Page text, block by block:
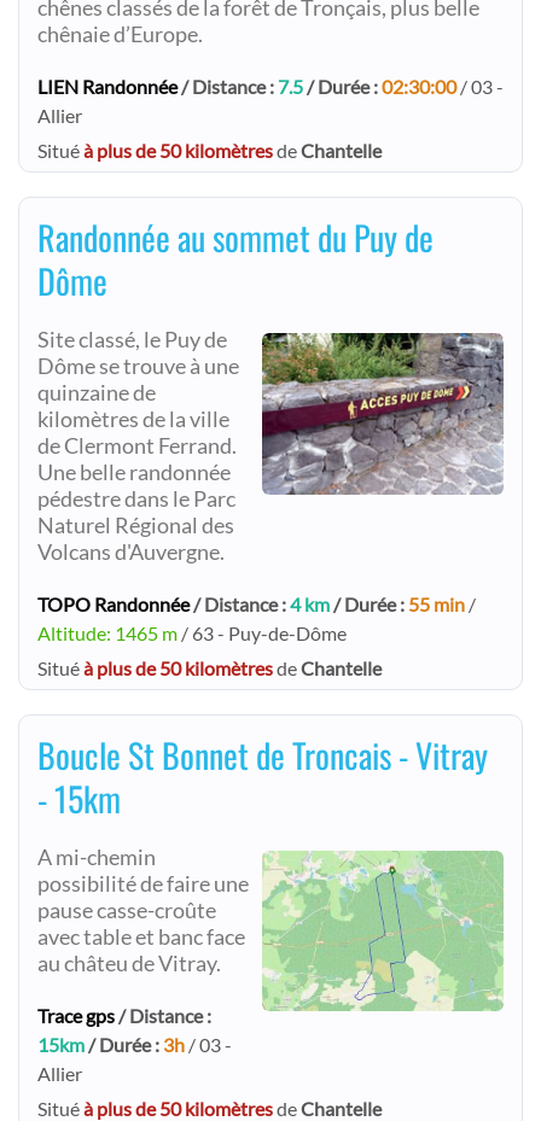
chênes classés de la forêt de Tronçais, plus belle
chênaie d’Europe.
LIEN Randonnée/ Distance : 7.5/ Durée :02:30:00/ 03 -
Allier
Situéà plus de 50 kilomètresdeChantelle
Randonnée au sommet du Puy de
Dôme
Site classé, le Puy de
Dôme se trouve à une
quinzaine de
kilomètres de la ville
de Clermont Ferrand.
Une belle randonnée
pédestre dans le Parc
Naturel Régional des
Volcans d'Auvergne.
TOPO Randonnée/ Distance :4 km/ Durée : 55 min /
Altitude: 1465 m / 63 - Puy-de-Dôme
Situéà plus de 50 kilomètresdeChantelle
Boucle St Bonnet de Troncais - Vitray
- 15km
A mi-chemin
possibilité de faire une
pause casse-croûte
avec table et banc face
au châteu de Vitray.
Trace gps/ Distance :
15km/ Durée : 3h / 03 -
Allier
Situéà plus de 50 kilomètresdeChantelle